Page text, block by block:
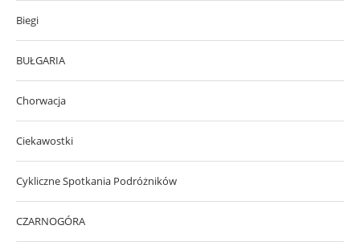
Biegi
BUŁGARIA
Chorwacja
Ciekawostki
Cykliczne Spotkania Podróżników
CZARNOGÓRA